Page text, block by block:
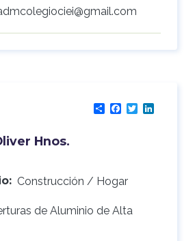
ShareFacebook
Twitter
Hnos.
Construcción / Hogar
de Aluminio de Alta